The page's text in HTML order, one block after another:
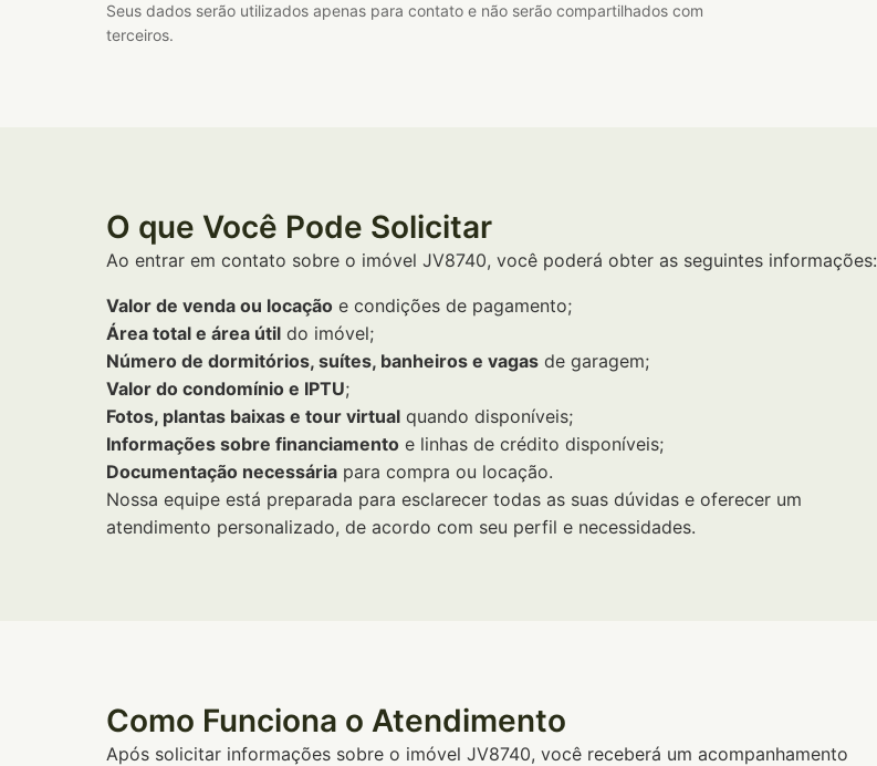
Seus dados serão utilizados apenas para contato e não serão compartilhados com
terceiros.
O que Você Pode Solicitar
Ao entrar em contato sobre o imóvel JV8740, você poderá obter as seguintes informações:
Valor de venda ou locação e condições de pagamento;
Área total e área útil do imóvel;
Número de dormitórios, suítes, banheiros e vagas de garagem;
Valor do condomínio e IPTU;
Fotos, plantas baixas e tour virtual quando disponíveis;
Informações sobre financiamento e linhas de crédito disponíveis;
Documentação necessária para compra ou locação.
Nossa equipe está preparada para esclarecer todas as suas dúvidas e oferecer um
atendimento personalizado, de acordo com seu perfil e necessidades.
Como Funciona o Atendimento
Após solicitar informações sobre o imóvel JV8740, você receberá um acompanhamento